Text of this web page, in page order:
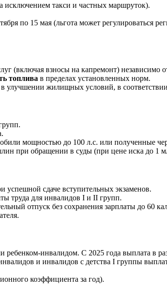
исключением такси и частных маршруток).
по 15 мая (льгота может регулироваться
(включая взносы на капремонт) независимо
топлива в пределах установленных норм.
жилищных условий, в
мощностью до 100 л.с. или полученные
при обращении в суды (при цене иска до 1
успешной сдаче вступительных экзаменов.
труда для инвалидов I и II групп.
отпуск без сохранения зарплаты до 60
инвалидом. С 2025 года выплата в
и инвалидов с детства I группы
коэффициента за год).